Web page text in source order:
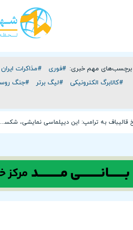
برچسب‌های مهم خبری: #فوری #مذاکرات
#کالابرگ الکترونیکی
#لیگ برتر #جنگ
پاسخ قالیباف به ترامپ: این دیپلماسی نمایشی، شکست خورده است